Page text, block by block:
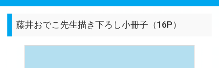
藤井おでこ先生描き下ろし小冊子（16P）